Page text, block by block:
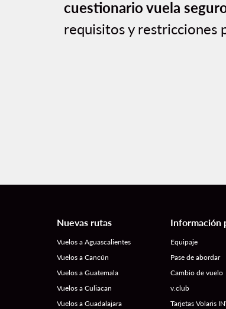
cuestionario vuela
requisitos y restricciones
Nuevas rutas
Vuelos a Aguascalientes
Vuelos a Cancún
Vuelos a Guatemala
Vuelos a Culiacan
Vuelos a Guadalajara
Información
Equipaje
Pase de abordar
Cambio de vuelo
v.club
Tarjetas Volaris